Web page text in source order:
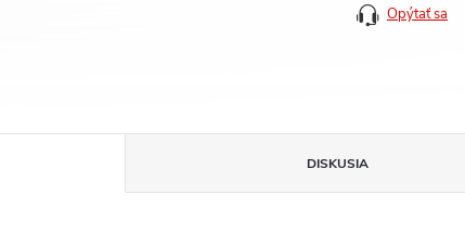
Opýtať sa
DISKUSIA